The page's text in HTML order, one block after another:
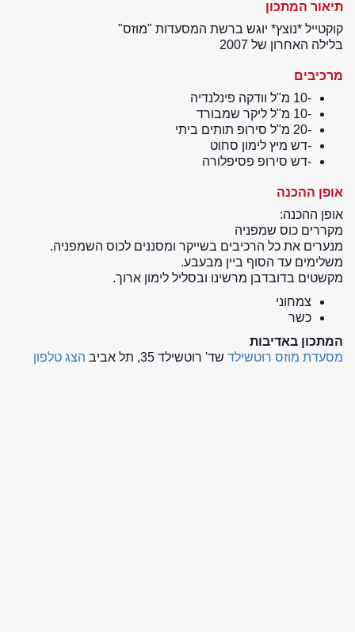
תיאור המתכון
קוקטייל *נוצץ* יוגש ברשת המסעדות "מוזס"
בלילה האחרון של 2007
מרכיבים
-10 מ"ל וודקה פינלנדיה
-10 מ"ל ליקר שמבורד
-20 מ"ל סירופ תותים ביתי
-דש מיץ לימון סחוט
-דש סירופ פסיפלורה
אופן ההכנה
אופן ההכנה:
מקררים כוס שמפניה
מנערים את כל הרכיבים בשייקר ומסננים לכוס השמפניה.
משלימים עד הסוף ביין מבעבע.
מקשטים בדובדבן מרשינו ובסליל לימון ארוך.
צמחוני
כשר
המתכון באדיבות
מסעדת מוזס רוטשילד שד' רוטשילד 35, תל אביב הצג טלפון